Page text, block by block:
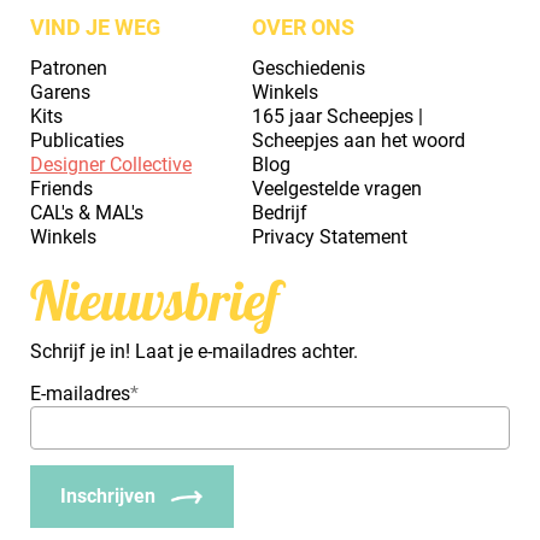
VIND JE WEG
Patronen
Garens
Kits
Publicaties
Designer Collective
Friends
CAL's & MAL's
Winkels
OVER ONS
Geschiedenis
Winkels
165 jaar Scheepjes |
Scheepjes aan het woord
Blog
Veelgestelde vragen
Bedrijf
Privacy Statement
Nieuwsbrief
Schrijf je in! Laat je e-mailadres achter.
E-mailadres*
Inschrijven